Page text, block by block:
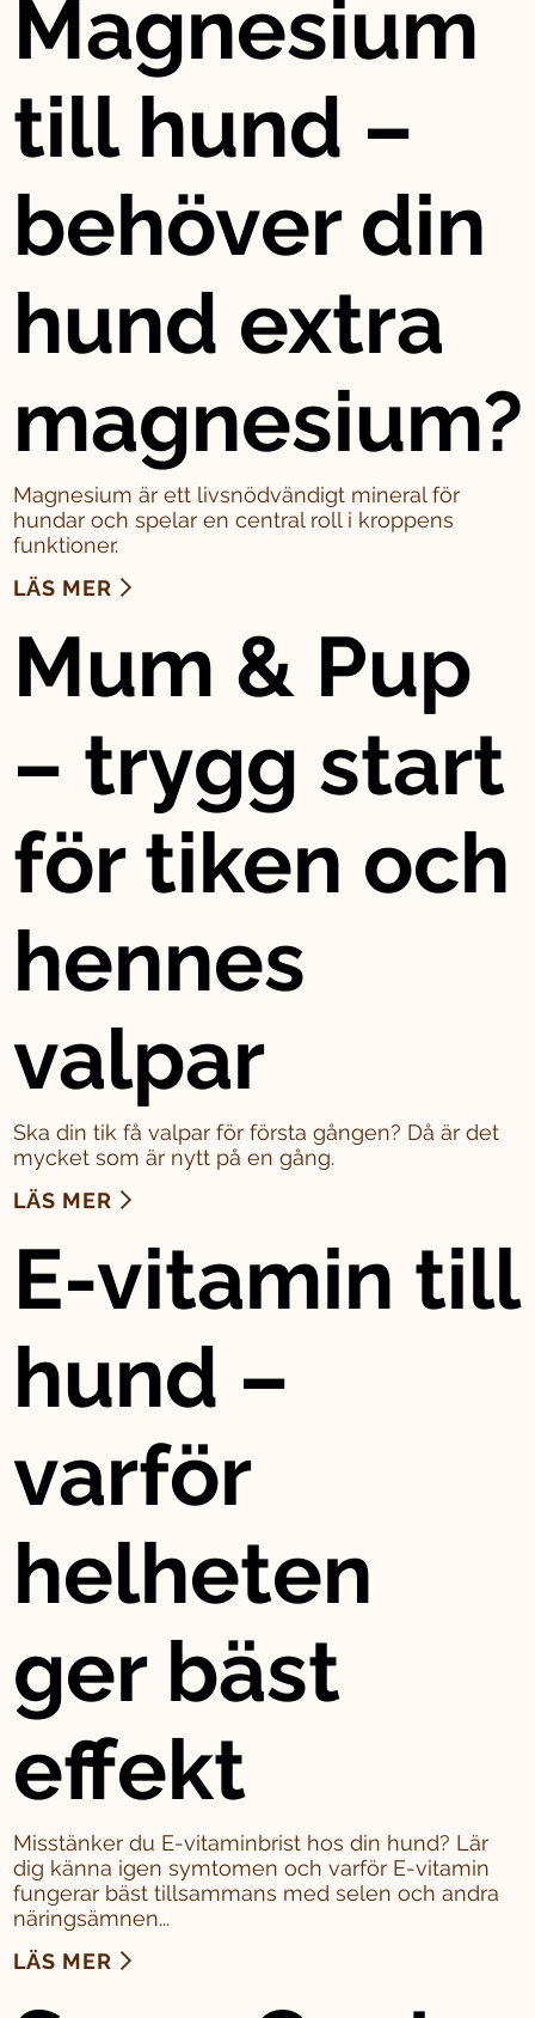
Magnesium
till hund –
behöver din
hund extra
magnesium?
Magnesium är ett livsnödvändigt mineral för
hundar och spelar en central roll i kroppens
funktioner.
LÄS MER
Mum & Pup
– trygg start
för tiken och
hennes
valpar
Ska din tik få valpar för första gången? Då är det
mycket som är nytt på en gång.
LÄS MER
E-vitamin till
hund –
varför
helheten
ger bäst
effekt
Misstänker du E-vitaminbrist hos din hund? Lär
dig känna igen symtomen och varför E-vitamin
fungerar bäst tillsammans med selen och andra
näringsämnen...
LÄS MER